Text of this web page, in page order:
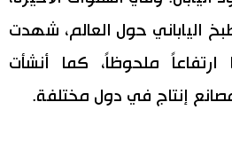
الياباني حول العالم، شهدت
ملحوظاً، كما أنشأت
إنتاج في دول مختلفة.